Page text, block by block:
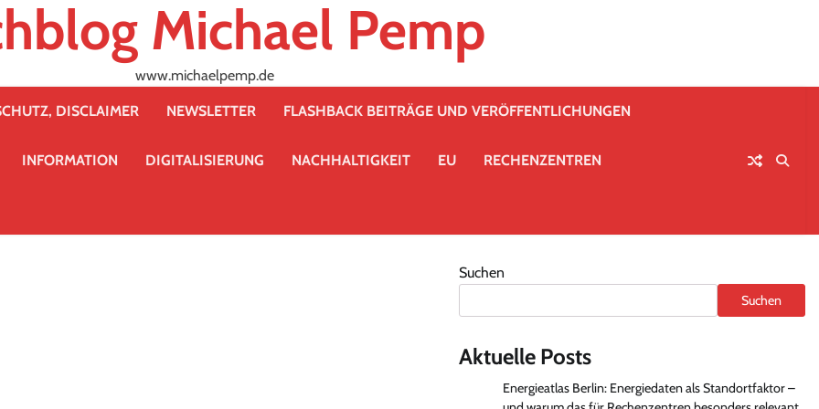
Michael Pemp
www.michaelpemp.de
DISCLAIMER NEWSLETTER FLASHBACK BEITRÄGE UND VERÖFFENTLICHUNGEN
INFORMATION DIGITALISIERUNG NACHHALTIGKEIT EU RECHENZENTREN
Suchen
Suchen
Aktuelle Posts
Energieatlas Berlin: Energiedaten als Standortfaktor –